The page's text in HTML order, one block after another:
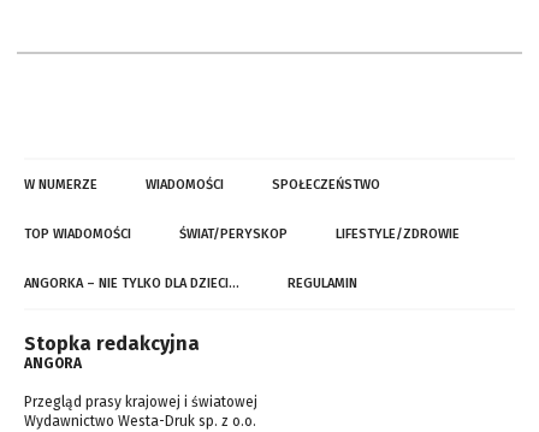
W NUMERZE WIADOMOŚCI SPOŁECZEŃSTWO
TOP WIADOMOŚCI ŚWIAT/PERYSKOP LIFESTYLE/ZDROWIE
ANGORKA – NIE TYLKO DLA DZIECI… REGULAMIN
Stopka redakcyjna
ANGORA
Przegląd prasy krajowej i światowej
Wydawnictwo Westa-Druk sp. z o.o.